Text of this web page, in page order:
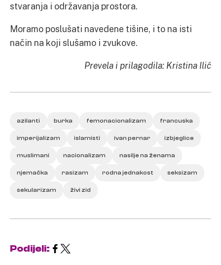
stvaranja i održavanja prostora.
Moramo poslušati navedene tišine, i to na isti
način na koji slušamo i zvukove.
Prevela i prilagodila: Kristina Ilić
azilanti burka femonacionalizam francuska
imperijalizam islamisti ivan pernar izbjeglice
muslimani nacionalizam nasilje na ženama
njemačka rasizam rodna jednakost seksizam
sekularizam živi zid
Podijeli: